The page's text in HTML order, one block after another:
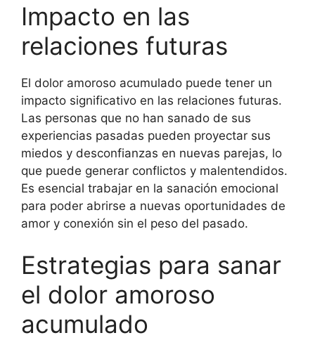
Impacto en las
relaciones futuras
El dolor amoroso acumulado puede tener un
impacto significativo en las relaciones futuras.
Las personas que no han sanado de sus
experiencias pasadas pueden proyectar sus
miedos y desconfianzas en nuevas parejas, lo
que puede generar conflictos y malentendidos.
Es esencial trabajar en la sanación emocional
para poder abrirse a nuevas oportunidades de
amor y conexión sin el peso del pasado.
Estrategias para sanar
el dolor amoroso
acumulado